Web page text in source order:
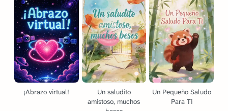
¡Abrazo virtual!
Un saludito
amistoso, muchos
Un Pequeño Saludo
Para Ti